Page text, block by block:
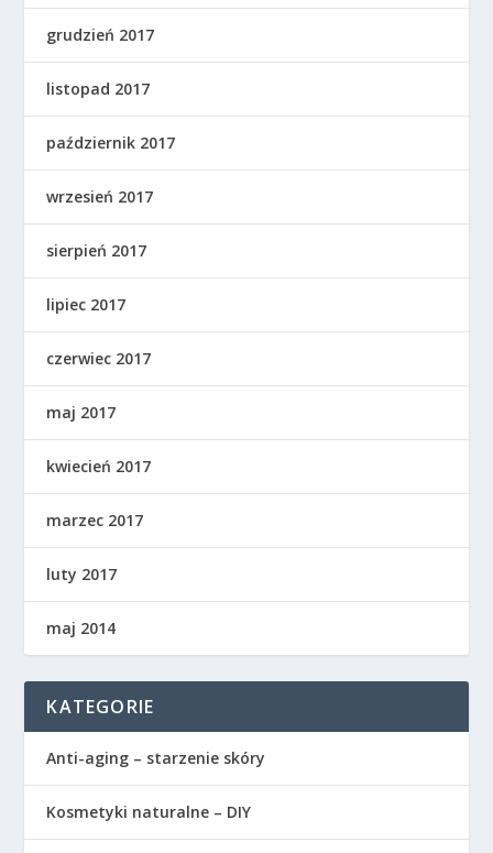
grudzień 2017
listopad 2017
październik 2017
wrzesień 2017
sierpień 2017
lipiec 2017
czerwiec 2017
maj 2017
kwiecień 2017
marzec 2017
luty 2017
maj 2014
KATEGORIE
Anti-aging – starzenie skóry
Kosmetyki naturalne – DIY